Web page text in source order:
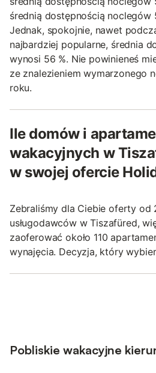
średnią dostępnością noclegów
Jednak, spokojnie, nawet
najbardziej popularne, średnia
wynosi 56 %. Nie powinieneś
ze znalezieniem wymarzonego
roku.
Ile domów i
wakacyjnych w
w swojej ofercie
Zebraliśmy dla Ciebie oferty od
usługodawców w Tiszafüred,
zaoferować około 110
wynajęcia. Decyzja, który
Pobliskie wakacyjne